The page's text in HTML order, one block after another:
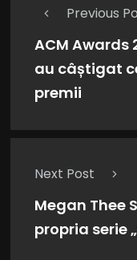
Previous
ACM
au câștigat
premii
Next Post
Megan Thee
propria serie